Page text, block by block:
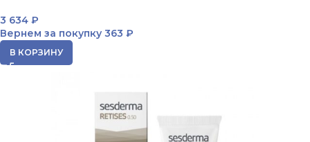
3 634 ₽
Вернем за покупку 363 ₽
В КОРЗИНУ